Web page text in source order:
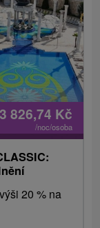
3 826,74 Kč
/noc/osoba
20 % na